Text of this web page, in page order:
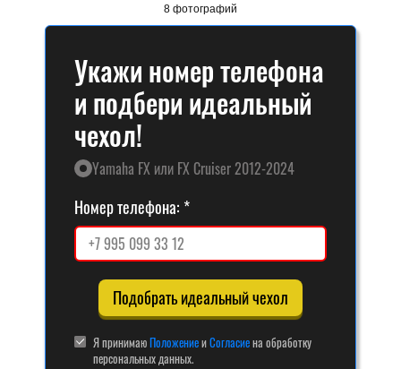
8 фотографий
Укажи номер телефона
и подбери идеальный
чехол!
Yamaha FX или FX Cruiser 2012-2024
Номер телефона:
Подобрать идеальный чехол
Я принимаюПоложениеиСогласиена обработку
персональных данных.